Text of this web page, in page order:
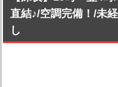
直結♪/空調完備！/未
し